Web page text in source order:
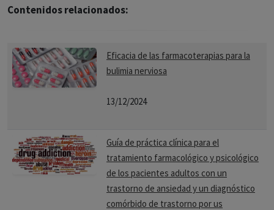
Contenidos relacionados:
Eficacia de las farmacoterapias para la
bulimia nerviosa
13/12/2024
Guía de práctica clínica para el
tratamiento farmacológico y psicológico
de los pacientes adultos con un
trastorno de ansiedad y un diagnóstico
comórbido de trastorno por us